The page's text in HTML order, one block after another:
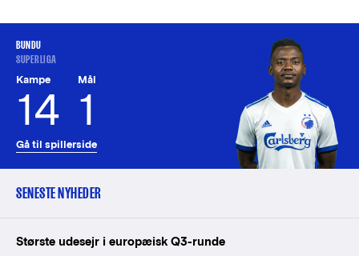
BUNDU
SUPERLIGA
Kampe
14
Mål
1
Gå til spillerside
SENESTE NYHEDER
Største udesejr i europæisk Q3-runde